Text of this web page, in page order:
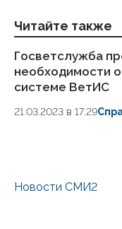
Читайте также
Госветслужба
необходимости
системе ВетИС
21.03.2023 в 17:29
Новости СМИ2